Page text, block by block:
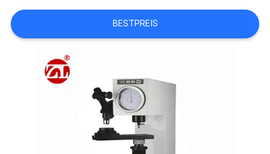
NACHRICHTEN
FORDERN
SIE EIN
BESTPREIS